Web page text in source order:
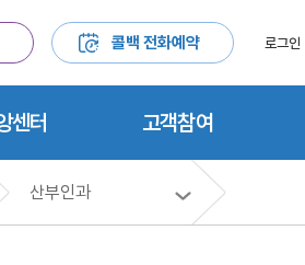
콜백 전화예약 로그인
센터 고객참여
산부인과